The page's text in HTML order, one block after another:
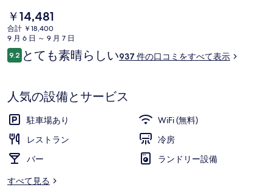
ラ
リ
ー
現
在
の
料
金
で
す
￥14,481
合計 ￥18,400
9 月 6 日 ～ 9 月 7 日
口
コ
9.210段階中9.2
とても素晴らしい937 件の口コミをすべて表示
人気の設備とサービス
駐車場あり
WiFi (無料)
レストラン
冷房
バー
ランドリー設備
すべて見る